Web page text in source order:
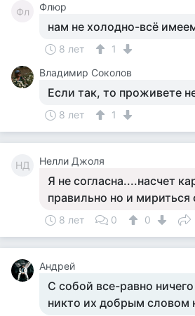
Фл Флюр
нам не холодно-всё
8 лет
1
Владимир Соколов
Если так, то проживете
8 лет 1
НД Нелли Джоля
Я не согласна....насчет
правильно но и мириться
8 лет 0 0
Андрей
С собой все-равно
никто их добрым словом